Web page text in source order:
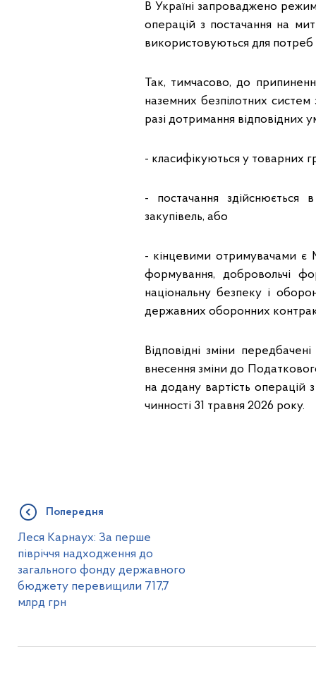
В Україні запроваджено
операцій з постачання на
використовуються для
Так, тимчасово, до
наземних безпілотних
разі дотримання відповідних
- класифікуються у товарних
- постачання
закупівель, або
- кінцевими отримувачами є
формування, добровольчі
національну безпеку і
державних оборонних
Відповідні зміни
внесення зміни до
на додану вартість операцій
чинності 31 травня 2026 року.
Попередня
Леся Карнаух: За перше
півріччя надходження до
загального фонду державного
бюджету перевищили 717,7
млрд грн